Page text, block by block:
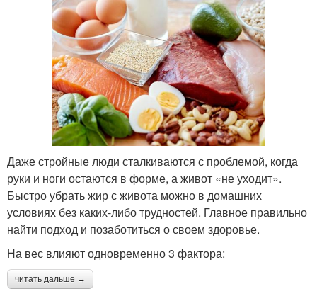
Даже стройные люди сталкиваются с проблемой, когда
руки и ноги остаются в форме, а живот «не уходит».
Быстро убрать жир с живота можно в домашних
условиях без каких-либо трудностей. Главное правильно
найти подход и позаботиться о своем здоровье.
На вес влияют одновременно 3 фактора:
читать дальше →